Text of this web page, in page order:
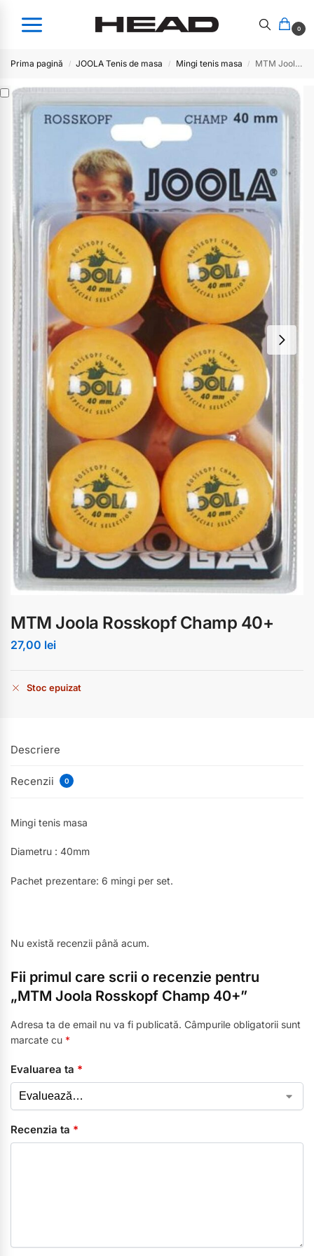
0
Prima pagină / JOOLA Tenis de masa / Mingi tenis masa / MTM Joola Rosskopf Champ 40+
MTM Joola Rosskopf Champ 40+
27,00 lei
Stoc epuizat
Descriere
Recenzii 0
Mingi tenis masa
Diametru : 40mm
Pachet prezentare: 6 mingi per set.
Nu există recenzii până acum.
Fii primul care scrii o recenzie pentru
„MTM Joola Rosskopf Champ 40+”
Adresa ta de email nu va fi publicată. Câmpurile obligatorii sunt
marcate cu *
Evaluarea ta *
Recenzia ta *